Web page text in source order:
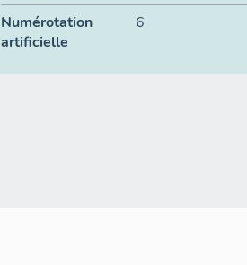
Numérotation
artificielle
6